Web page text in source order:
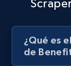
Video length,
8.1K+
¿Qué es
de